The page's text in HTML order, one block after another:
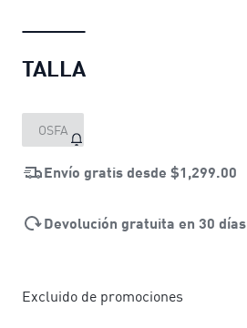
TALLA
OSFA
Envío gratis desde $1,299.00
Devolución gratuita en 30 días
Excluido de promociones